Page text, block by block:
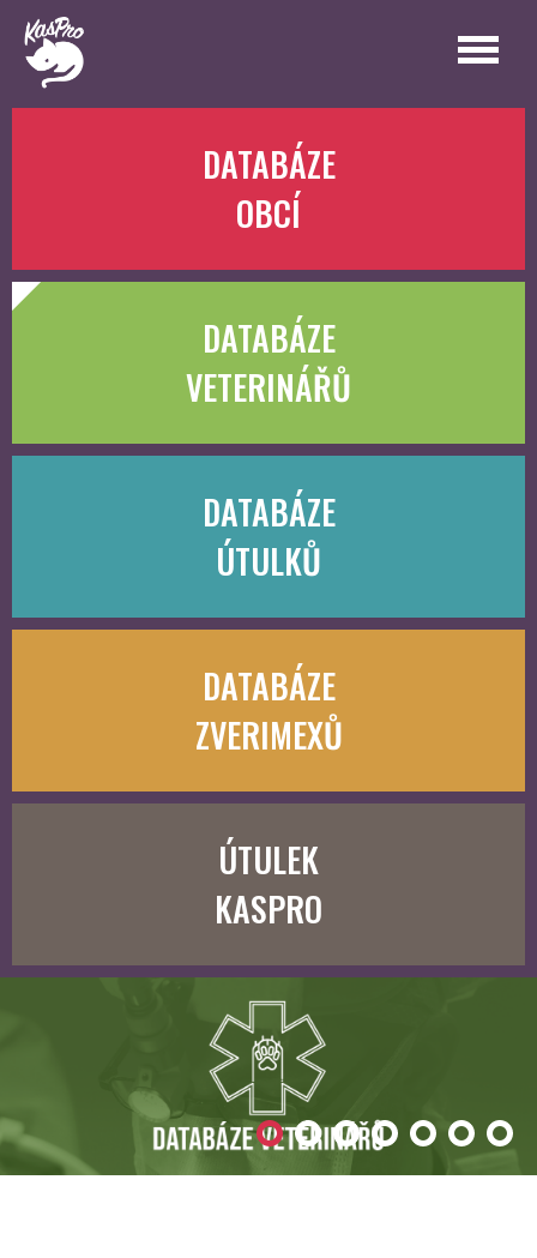
DATABÁZE
OBCÍ
DATABÁZE
VETERINÁŘŮ
DATABÁZE
ÚTULKŮ
DATABÁZE
ZVERIMEXŮ
ÚTULEK
KASPRO